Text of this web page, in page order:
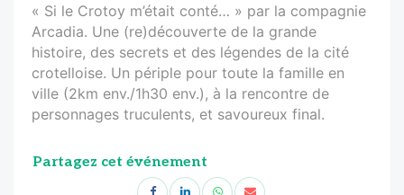
« Si le Crotoy m’était conté… » par la compagnie
Arcadia. Une (re)découverte de la grande
histoire, des secrets et des légendes de la cité
crotelloise. Un périple pour toute la famille en
ville (2km env./1h30 env.), à la rencontre de
personnages truculents, et savoureux final.
Partagez cet événement